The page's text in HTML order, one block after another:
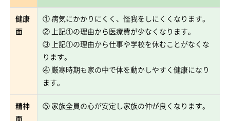
健康
面
① 病気にかかりにくく、怪我をしにくくなります。
② 上記①の理由から医療費が少なくなります。
③ 上記①の理由から仕事や学校を休むことがなくな
ります。
④ 厳寒時期も家の中で体を動かしやすく健康になり
ます。
精神
面
⑤ 家族全員の心が安定し家族の仲が良くなります。